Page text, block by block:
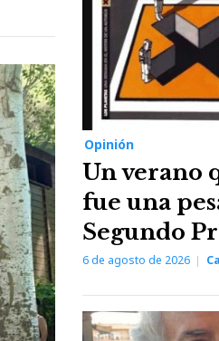
Opinión
Un verano
fue una
Segundo
6 de agosto de 2026